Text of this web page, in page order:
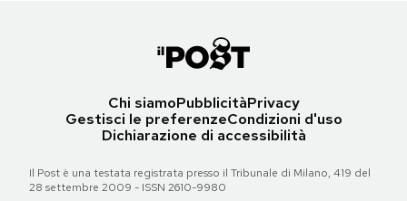
Chi siamoPubblicitàPrivacy
Gestisci le preferenzeCondizioni d'uso
Dichiarazione di accessibilità
Il Post è una testata registrata presso il Tribunale di Milano, 419 del
28 settembre 2009 - ISSN 2610-9980